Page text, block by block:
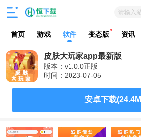
请输入
首页 游戏 软件 变态版 资讯
皮肤大玩家app最新版
版本：v1.0.0正版
时间：2023-07-05
安卓下载